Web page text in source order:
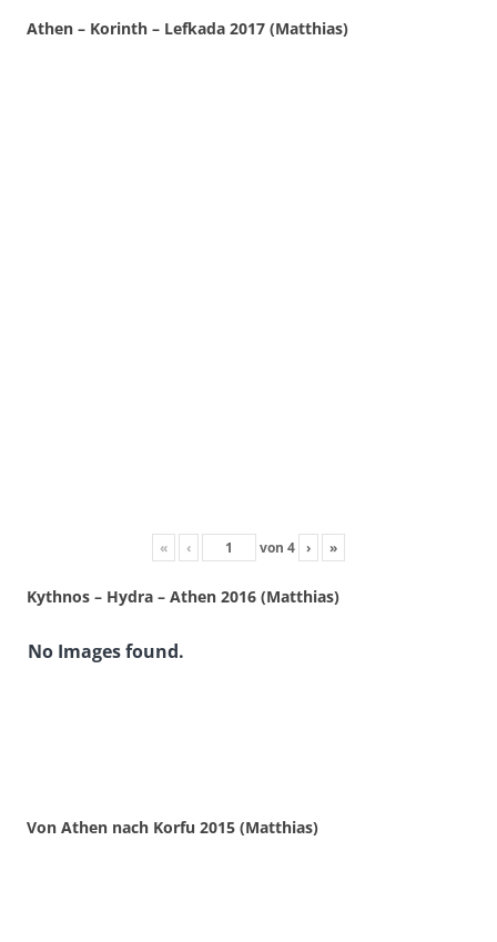
Athen – Korinth – Lefkada 2017 (Matthias)
« ‹ von 4 › »
Kythnos – Hydra – Athen 2016 (Matthias)
No Images found.
Von Athen nach Korfu 2015 (Matthias)